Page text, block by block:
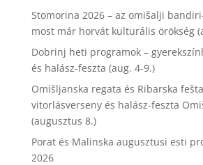
Stomorina 2026 – az omišalji
most már horvát kulturális örökség
Dobrinj heti programok –
és halász-feszta (aug. 4-9.)
Omišljanska regata és Ribarska
vitorlásverseny és halász-feszta
(augusztus 8.)
Porat és Malinska augusztusi esti
2026